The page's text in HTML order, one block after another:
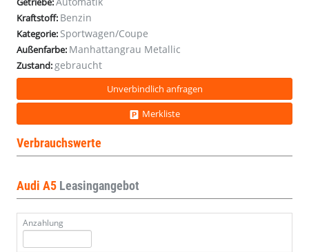
(E
6d)
(E
6d)
(E
6d)
(E
6d)
(E
6d)
(E
6d)
(E
6d)
(E
6d)
(E
6d)
(E
6d)
(E
6d)
(E
6d)
(E
6d)
(E
6d)
(E
6d)
(E
6d)
(E
6d)
(E
6d)
(E
6d)
Kraftstoff: Benzin
Kategorie: Sportwagen/Coupe
Außenfarbe: Manhattangrau Metallic
Zustand:gebraucht
Unverbindlich anfragen
Merkliste
Verbrauchswerte
Audi A5 Leasingangebot
Anzahlung